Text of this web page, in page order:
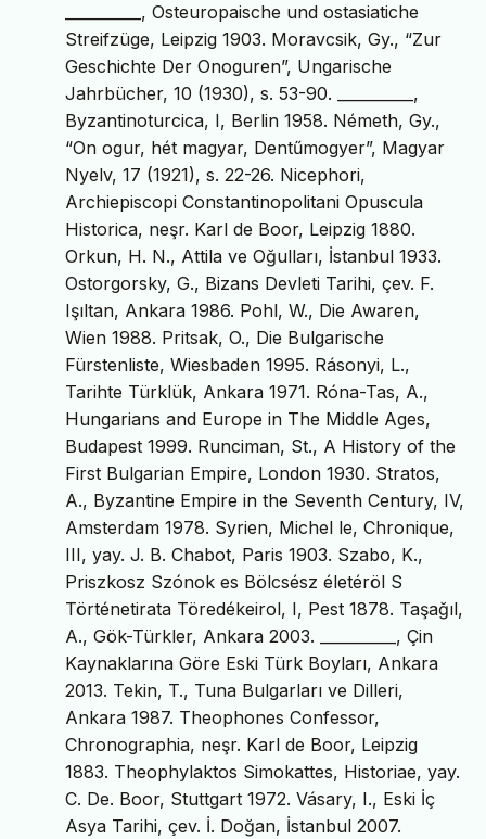
__________, Osteuropaische und ostasiatiche
Streifzüge, Leipzig 1903. Moravcsik, Gy., “Zur
Geschichte Der Onoguren”, Ungarische
Jahrbücher, 10 (1930), s. 53-90. __________,
Byzantinoturcica, I, Berlin 1958. Németh, Gy.,
“On ogur, hét magyar, Dentűmogyer”, Magyar
Nyelv, 17 (1921), s. 22-26. Nicephori,
Archiepiscopi Constantinopolitani Opuscula
Historica, neşr. Karl de Boor, Leipzig 1880.
Orkun, H. N., Attila ve Oğulları, İstanbul 1933.
Ostorgorsky, G., Bizans Devleti Tarihi, çev. F.
Işıltan, Ankara 1986. Pohl, W., Die Awaren,
Wien 1988. Pritsak, O., Die Bulgarische
Fürstenliste, Wiesbaden 1995. Rásonyi, L.,
Tarihte Türklük, Ankara 1971. Róna-Tas, A.,
Hungarians and Europe in The Middle Ages,
Budapest 1999. Runciman, St., A History of the
First Bulgarian Empire, London 1930. Stratos,
A., Byzantine Empire in the Seventh Century, IV,
Amsterdam 1978. Syrien, Michel le, Chronique,
III, yay. J. B. Chabot, Paris 1903. Szabo, K.,
Priszkosz Szónok es Bölcsész életéröl S
Történetirata Töredékeirol, I, Pest 1878. Taşağıl,
A., Gök-Türkler, Ankara 2003. __________, Çin
Kaynaklarına Göre Eski Türk Boyları, Ankara
2013. Tekin, T., Tuna Bulgarları ve Dilleri,
Ankara 1987. Theophones Confessor,
Chronographia, neşr. Karl de Boor, Leipzig
1883. Theophylaktos Simokattes, Historiae, yay.
C. De. Boor, Stuttgart 1972. Vásary, I., Eski İç
Asya Tarihi, çev. İ. Doğan, İstanbul 2007.